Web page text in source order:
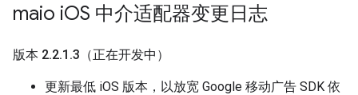
maio iOS 中介适配器变更日志
版本 2.2.1 .3（正在开发中）
更新最低 iOS 版本，以放宽 Google 移动广告 SDK 依